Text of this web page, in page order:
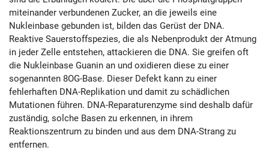
miteinander verbundenen Zucker, an die jeweils eine
Nukleinbase gebunden ist, bilden das Gerüst der DNA.
Reaktive Sauerstoffspezies, die als Nebenprodukt der Atmung
in jeder Zelle entstehen, attackieren die DNA. Sie greifen oft
die Nukleinbase Guanin an und oxidieren diese zu einer
sogenannten 8OG-Base. Dieser Defekt kann zu einer
fehlerhaften DNA-Replikation und damit zu schädlichen
Mutationen führen. DNA-Reparaturenzyme sind deshalb dafür
zuständig, solche Basen zu erkennen, in ihrem
Reaktionszentrum zu binden und aus dem DNA-Strang zu
entfernen.